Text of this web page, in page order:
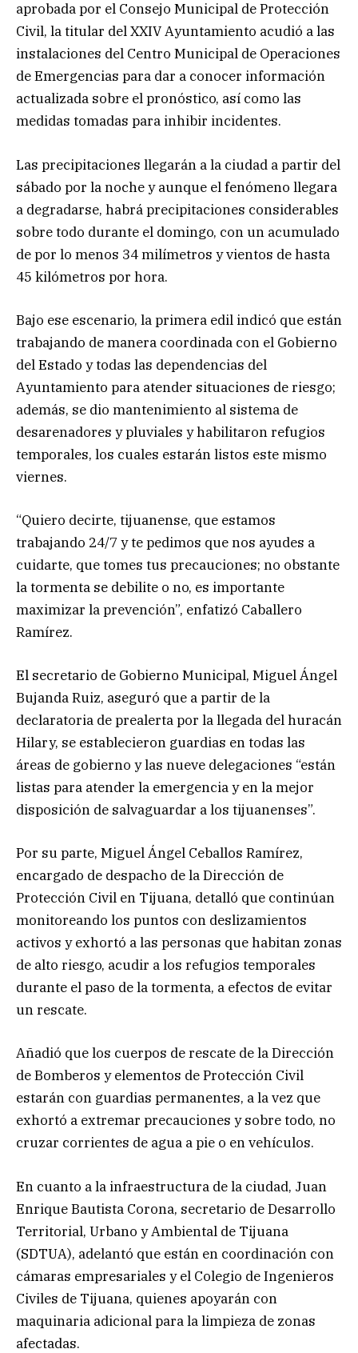
aprobada por el Consejo Municipal de Protección
Civil, la titular del XXIV Ayuntamiento acudió a las
instalaciones del Centro Municipal de Operaciones
de Emergencias para dar a conocer información
actualizada sobre el pronóstico, así como las
medidas tomadas para inhibir incidentes.
Las precipitaciones llegarán a la ciudad a partir del
sábado por la noche y aunque el fenómeno llegara
a degradarse, habrá precipitaciones considerables
sobre todo durante el domingo, con un acumulado
de por lo menos 34 milímetros y vientos de hasta
45 kilómetros por hora.
Bajo ese escenario, la primera edil indicó que están
trabajando de manera coordinada con el Gobierno
del Estado y todas las dependencias del
Ayuntamiento para atender situaciones de riesgo;
además, se dio mantenimiento al sistema de
desarenadores y pluviales y habilitaron refugios
temporales, los cuales estarán listos este mismo
viernes.
“Quiero decirte, tijuanense, que estamos
trabajando 24/7 y te pedimos que nos ayudes a
cuidarte, que tomes tus precauciones; no obstante
la tormenta se debilite o no, es importante
maximizar la prevención”, enfatizó Caballero
Ramírez.
El secretario de Gobierno Municipal, Miguel Ángel
Bujanda Ruiz, aseguró que a partir de la
declaratoria de prealerta por la llegada del huracán
Hilary, se establecieron guardias en todas las
áreas de gobierno y las nueve delegaciones “están
listas para atender la emergencia y en la mejor
disposición de salvaguardar a los tijuanenses”.
Por su parte, Miguel Ángel Ceballos Ramírez,
encargado de despacho de la Dirección de
Protección Civil en Tijuana, detalló que continúan
monitoreando los puntos con deslizamientos
activos y exhortó a las personas que habitan zonas
de alto riesgo, acudir a los refugios temporales
durante el paso de la tormenta, a efectos de evitar
un rescate.
Añadió que los cuerpos de rescate de la Dirección
de Bomberos y elementos de Protección Civil
estarán con guardias permanentes, a la vez que
exhortó a extremar precauciones y sobre todo, no
cruzar corrientes de agua a pie o en vehículos.
En cuanto a la infraestructura de la ciudad, Juan
Enrique Bautista Corona, secretario de Desarrollo
Territorial, Urbano y Ambiental de Tijuana
(SDTUA), adelantó que están en coordinación con
cámaras empresariales y el Colegio de Ingenieros
Civiles de Tijuana, quienes apoyarán con
maquinaria adicional para la limpieza de zonas
afectadas.